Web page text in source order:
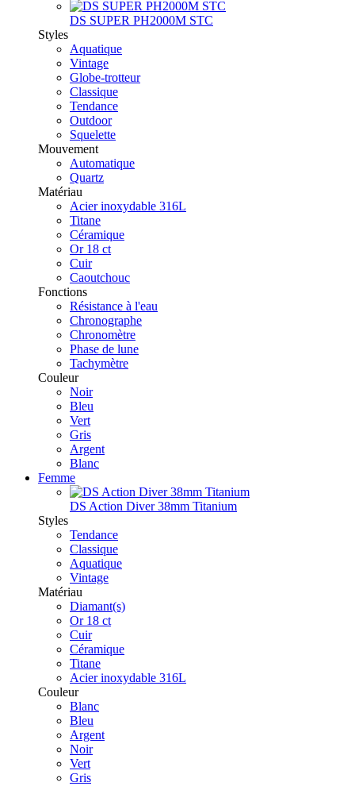
DS SUPER PH2000M STC
Styles
Aquatique
Vintage
Globe-trotteur
Classique
Tendance
Outdoor
Squelette
Mouvement
Automatique
Quartz
Matériau
Acier inoxydable 316L
Titane
Céramique
Or 18 ct
Cuir
Caoutchouc
Fonctions
Résistance à l'eau
Chronographe
Chronomètre
Phase de lune
Tachymètre
Couleur
Noir
Bleu
Vert
Gris
Argent
Blanc
Femme
DS Action Diver 38mm Titanium
Styles
Tendance
Classique
Aquatique
Vintage
Matériau
Diamant(s)
Or 18 ct
Cuir
Céramique
Titane
Acier inoxydable 316L
Couleur
Blanc
Bleu
Argent
Noir
Vert
Gris